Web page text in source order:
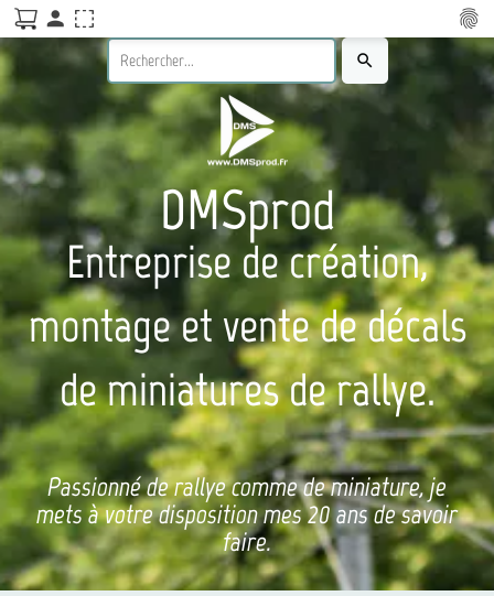
search
DMSprod
Entreprise de création,
montage et vente de décals
de miniatures de rallye.
Passionné de rallye comme de miniature, je
mets à votre disposition mes 20 ans de savoir
faire.
fingerprint
person